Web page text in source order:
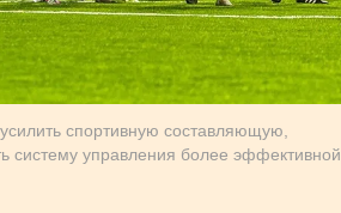
спортивную составляющую,
систему управления более эффективной